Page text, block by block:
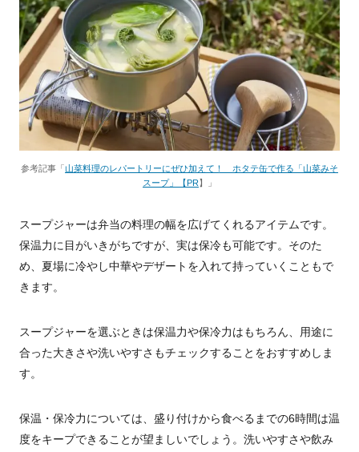
参考記事「山菜料理のレパートリーにぜひ加えて！ ホタテ缶で作る「山菜みそ
スープ」【PR】」
スープジャーは弁当の料理の幅を広げてくれるアイテムです。
保温力に目がいきがちですが、実は保冷も可能です。そのた
め、夏場に冷やし中華やデザートを入れて持っていくこともで
きます。
スープジャーを選ぶときは保温力や保冷力はもちろん、用途に
合った大きさや洗いやすさもチェックすることをおすすめしま
す。
保温・保冷力については、盛り付けから食べるまでの6時間は温
度をキープできることが望ましいでしょう。洗いやすさや飲み